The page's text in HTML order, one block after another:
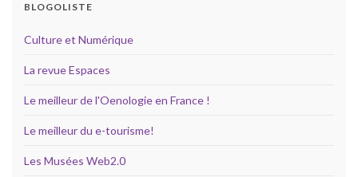
BLOGOLISTE
Culture et Numérique
La revue Espaces
Le meilleur de l'Oenologie en France !
Le meilleur du e-tourisme!
Les Musées Web2.0